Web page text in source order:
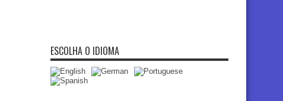
ESCOLHA O IDIOMA